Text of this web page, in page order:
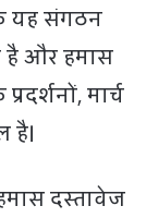
यह संगठन
है और हमास
मार्च
है।
दस्तावेज